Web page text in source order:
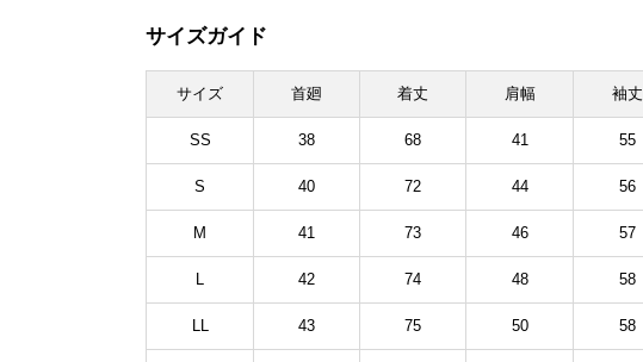
サイズガイド
サイズ 首廻 着丈 肩幅 袖丈
SS 38 68 41 55
S 40 72 44 56
M 41 73 46 57
L 42 74 48 58
LL 43 75 50 58